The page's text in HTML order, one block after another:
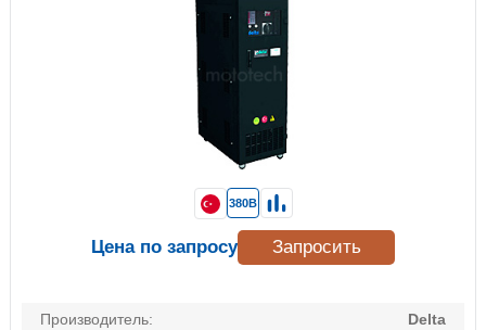
Производитель:
Delta
380В
Цена по запросу Запросить